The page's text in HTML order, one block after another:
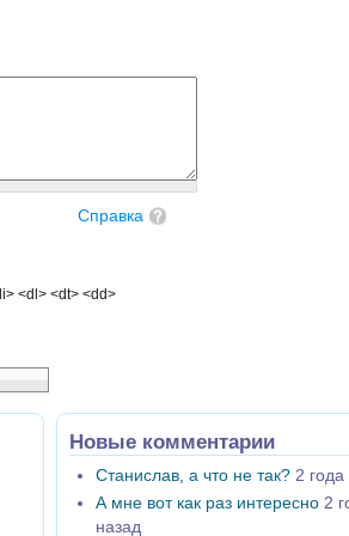
Справка
<dl> <dt> <dd>
Новые комментарии
Станислав, а что не так? 2
А мне вот как раз интересно 2
назад